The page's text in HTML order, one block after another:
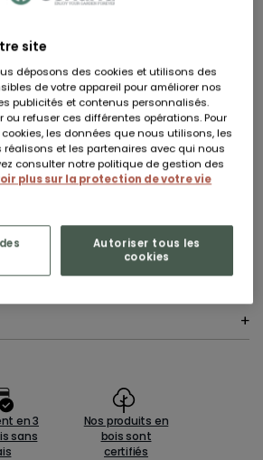
ouvrés
AU PANIER
à votre terrasse avec cette jardinière en feutre
et idéale pour cultiver des légumes ou des
en 3
sans
Nos produits en
bois sont
certifiés
site
déposons des cookies et utilisons des
de votre appareil pour améliorer nos
publicités et contenus personnalisés.
ou refuser ces différentes opérations. Pour
les données que nous utilisons, les
et les partenaires avec qui nous
consulter notre politique de gestion des
plus sur la protection de votre vie
Autoriser tous les
cookies